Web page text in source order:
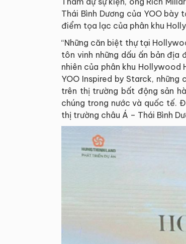
Thái Bình Dương của YOO
điểm tọa lạc của phân khu
“Những căn biệt thự tại
tôn vinh những dấu ấn bản
nhiên của phân khu
YOO Inspired by Starck,
trên thị trường bất động sản
chúng trong nước và quốc tế.
thị trường châu Á – Thái Bình